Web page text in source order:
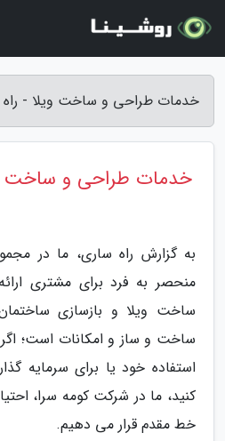
خدمات طراحی و ساخت ویلا -
خدمات طراحی و ساخت
به گزارش راه ساری، ما در
منحصر به فرد برای مشتری
ساخت ویلا و بازسازی
ساخت و ساز و امکانات است؛
استفاده خود یا برای سرمایه
کنید، ما در شرکت کومه سرا،
خط مقدم قرار می دهیم.